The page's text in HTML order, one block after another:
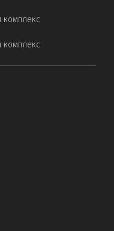
комплекс
комплекс